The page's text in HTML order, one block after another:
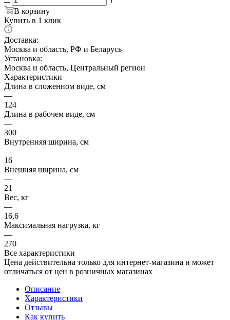
В корзину
Купить в 1 клик
Доставка:
Москва и область, РФ и Беларусь
Установка:
Москва и область, Центральный регион
Характеристики
Длина в сложенном виде, см
—
124
Длина в рабочем виде, см
—
300
Внутренняя ширина, см
—
16
Внешняя ширина, см
—
21
Вес, кг
—
16,6
Максимальная нагрузка, кг
—
270
Все характеристики
Цена действительна только для интернет-магазина и может
отличаться от цен в розничных магазинах
Описание
Характеристики
Отзывы
Как купить